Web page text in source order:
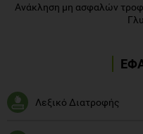
Ανάκληση μη ασφαλών
Λεξικό Διατροφής